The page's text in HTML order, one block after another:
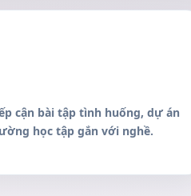
cận bài tập tình huống, dự án
học tập gắn với nghề.